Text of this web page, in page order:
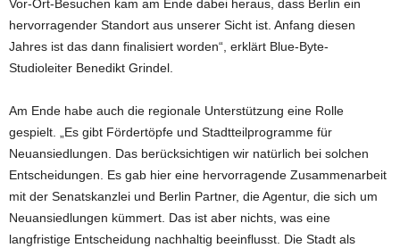
Vor-Ort-Besuchen kam am Ende dabei heraus, dass Berlin ein
hervorragender Standort aus unserer Sicht ist. Anfang diesen
Jahres ist das dann finalisiert worden“, erklärt Blue-Byte-
Studioleiter Benedikt Grindel.
Am Ende habe auch die regionale Unterstützung eine Rolle
gespielt. „Es gibt Fördertöpfe und Stadtteilprogramme für
Neuansiedlungen. Das berücksichtigen wir natürlich bei solchen
Entscheidungen. Es gab hier eine hervorragende Zusammenarbeit
mit der Senatskanzlei und Berlin Partner, die Agentur, die sich um
Neuansiedlungen kümmert. Das ist aber nichts, was eine
langfristige Entscheidung nachhaltig beeinflusst. Die Stadt als